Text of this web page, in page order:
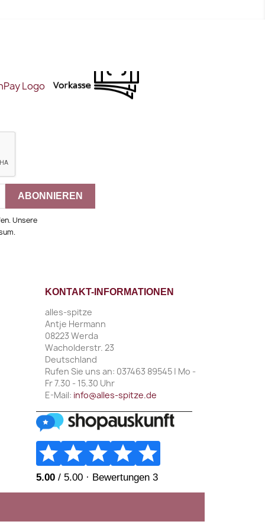
Unsere
KONTAKT-INFORMATIONEN
alles-spitze
Antje Hermann
08223 Werda
Wacholderstr. 23
Deutschland
Rufen Sie uns an: 037463 89545 | Mo -
Fr 7.30 - 15.30 Uhr
E-Mail: info@alles-spitze.de